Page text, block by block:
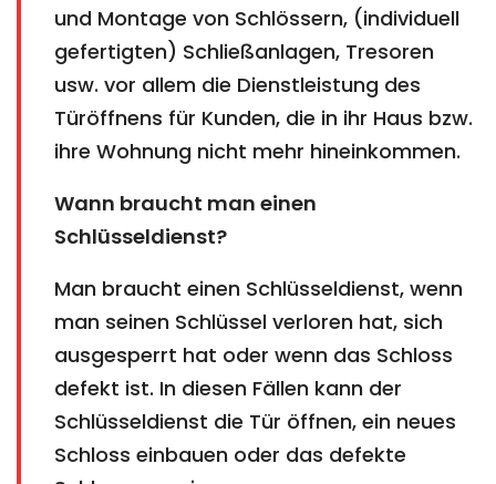
und Montage von Schlössern, (individuell
gefertigten) Schließanlagen, Tresoren
usw. vor allem die Dienstleistung des
Türöffnens für Kunden, die in ihr Haus bzw.
ihre Wohnung nicht mehr hineinkommen.
Wann braucht man einen
Schlüsseldienst?
Man braucht einen Schlüsseldienst, wenn
man seinen Schlüssel verloren hat, sich
ausgesperrt hat oder wenn das Schloss
defekt ist. In diesen Fällen kann der
Schlüsseldienst die Tür öffnen, ein neues
Schloss einbauen oder das defekte